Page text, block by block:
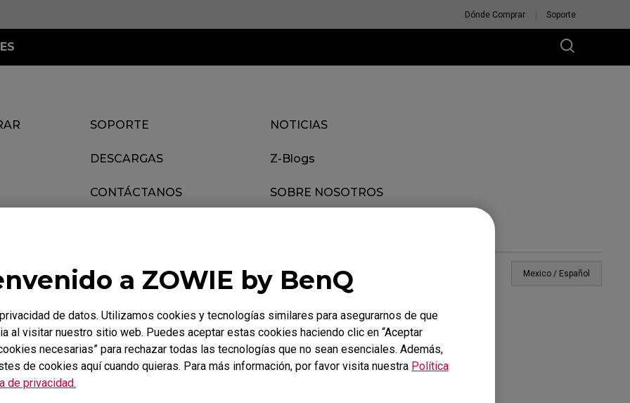
a ZOWIE by BenQ
de datos. Utilizamos cookies y tecnologías similares para asegurarnos de que
al visitar nuestro sitio web. Puedes aceptar estas cookies haciendo clic en “Aceptar
necesarias” para rechazar todas las tecnologías que no sean esenciales. Además,
de cookies aquí cuando quieras. Para más información, por favor visita nuestra Política
de privacidad.
Dónde Comprar Soporte
SOPORTE
DESCARGAS
CONTÁCTANOS
NOTICIAS
Z-Blogs
SOBRE NOSOTROS
Mexico / Español